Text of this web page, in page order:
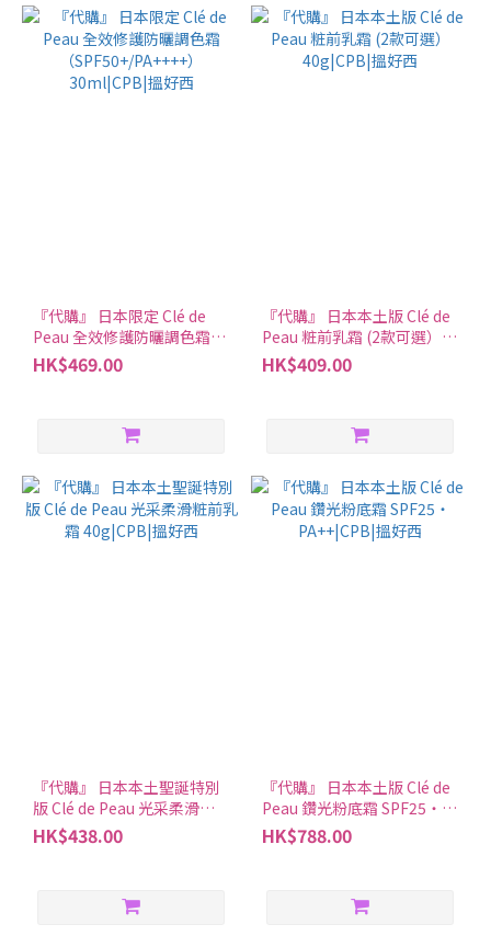
『代購』 日本限定 Clé de
Peau 全效修護防曬調色霜
（SPF50+/PA++++）
30ml|CPB|搵好西
HK$469.00
『代購』 日本本土版 Clé de
Peau 粧前乳霜 (2款可選）
40g|CPB|搵好西
HK$409.00
『代購』 日本本土聖誕特別
版 Clé de Peau 光采柔滑粧
前乳霜 40g|CPB|搵好西
HK$438.00
『代購』 日本本土版 Clé de
Peau 鑽光粉底霜 SPF25・
PA++|CPB|搵好西
HK$788.00